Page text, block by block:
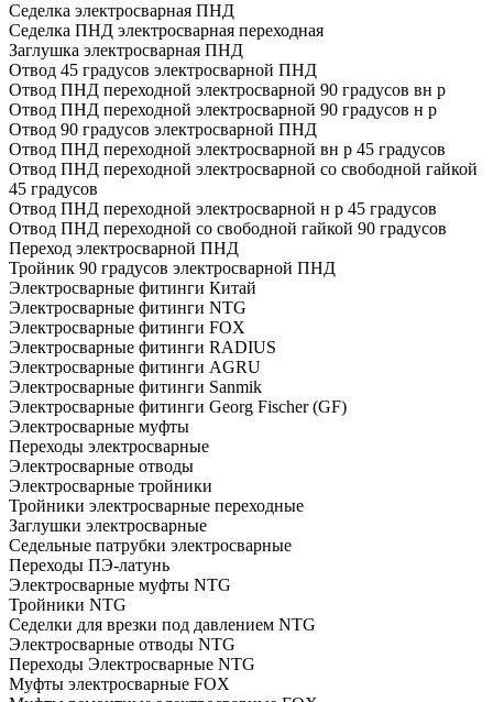
Седелка электросварная ПНД
Седелка ПНД электросварная переходная
Заглушка электросварная ПНД
Отвод 45 градусов электросварной ПНД
Отвод ПНД переходной электросварной 90 градусов вн р
Отвод ПНД переходной электросварной 90 градусов н р
Отвод 90 градусов электросварной ПНД
Отвод ПНД переходной электросварной вн р 45 градусов
Отвод ПНД переходной электросварной со свободной гайкой
45 градусов
Отвод ПНД переходной электросварной н р 45 градусов
Отвод ПНД переходной со свободной гайкой 90 градусов
Переход электросварной ПНД
Тройник 90 градусов электросварной ПНД
Электросварные фитинги Китай
Электросварные фитинги NTG
Электросварные фитинги FOX
Электросварные фитинги RADIUS
Электросварные фитинги AGRU
Электросварные фитинги Sanmik
Электросварные фитинги Georg Fischer (GF)
Электросварные муфты
Переходы электросварные
Электросварные отводы
Электросварные тройники
Тройники электросварные переходные
Заглушки электросварные
Седельные патрубки электросварные
Переходы ПЭ-латунь
Электросварные муфты NTG
Тройники NTG
Седелки для врезки под давлением NTG
Электросварные отводы NTG
Переходы Электросварные NTG
Муфты электросварные FOX